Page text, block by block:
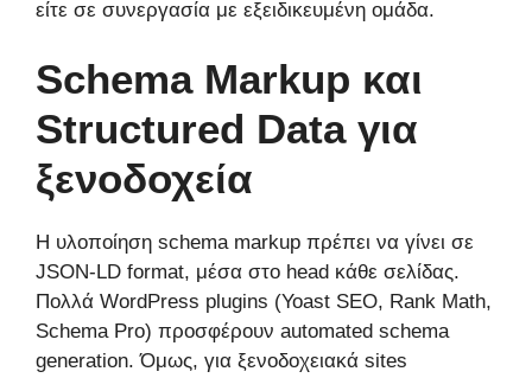
είτε σε συνεργασία με εξειδικευμένη ομάδα.
Schema Markup και
Structured Data για
ξενοδοχεία
Η υλοποίηση schema markup πρέπει να γίνει σε
JSON-LD format, μέσα στο head κάθε σελίδας.
Πολλά WordPress plugins (Yoast SEO, Rank Math,
Schema Pro) προσφέρουν automated schema
generation. Όμως, για ξενοδοχειακά sites